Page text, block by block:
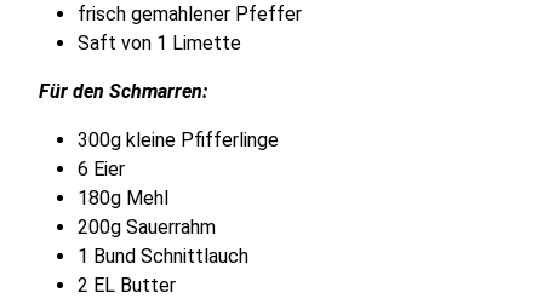
frisch gemahlener Pfeffer
Saft von 1 Limette
Für den Schmarren:
300g kleine Pfifferlinge
6 Eier
180g Mehl
200g Sauerrahm
1 Bund Schnittlauch
2 EL Butter